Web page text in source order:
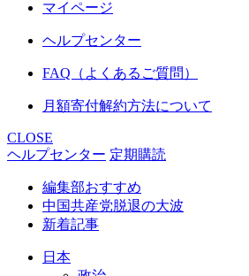
マイページ
ヘルプセンター
FAQ（よくあるご質問）
月額寄付解約方法について
CLOSE
ヘルプセンター 定期購読
編集部おすすめ
中国共産党脱退の大波
新着記事
日本